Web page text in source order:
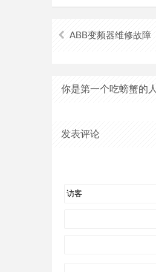
ABB变频器维修故障
你是第一个吃螃蟹的人
发表评论